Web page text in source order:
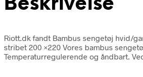
Riott.dk fandt Bambus sengetøj hvid/
stribet 200 ×220 Vores bambus
Temperaturregulerende og åndbart.